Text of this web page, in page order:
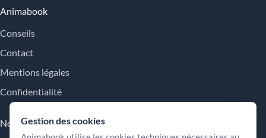
Animabook
Conseils
Contact
Mentions légales
Confidentialité
Nos engagements
Gestion des cookies